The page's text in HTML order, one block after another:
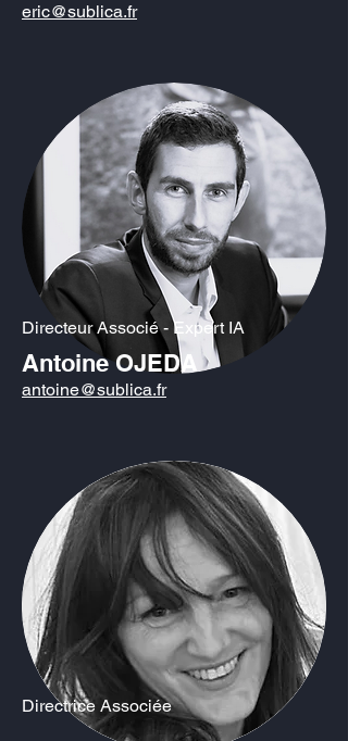
eric@sublica.fr
Directeur Associé - Expert IA
Antoine OJEDA
antoine@sublica.fr
Directrice Associée